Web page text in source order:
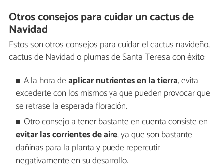
Otros consejos para cuidar un cactus de
Navidad
Estos son otros consejos para cuidar el cactus navideño,
cactus de Navidad o plumas de Santa Teresa con éxito:
A la hora deaplicar nutrientes en la tierra, evita
excederte con los mismos ya que pueden provocar que
se retrase la esperada floración.
Otro consejo a tener bastante en cuenta consiste en
evitar las corrientes de aire, ya que son bastante
dañinas para la planta y puede repercutir
negativamente en su desarrollo.